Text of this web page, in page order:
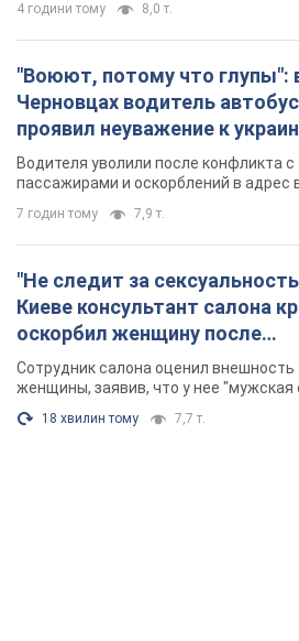
4 години тому 8,0 т.
"Воюют, потому что глупы":
Черновцах водитель
проявил неуважение к
военным и поплатился за это.
Видео
Водителя уволили после конфликта с
пассажирами и оскорблений в адрес
7 годин тому 7,9 т.
"Не следит за
Киеве консультант салона
оскорбил женщину после
химиотерапии, разгорелся
Фото
Сотрудник салона оценил внешность
женщины, заявив, что у нее "мужская
18 хвилин тому 7,7 т.